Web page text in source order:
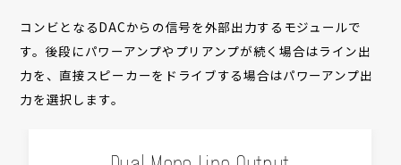
コンビとなるDACからの信号を外部出力するモジュールで
す。後段にパワーアンプやプリアンプが続く場合はライン出
力を、直接スピーカーをドライブする場合はパワーアンプ出
力を選択します。